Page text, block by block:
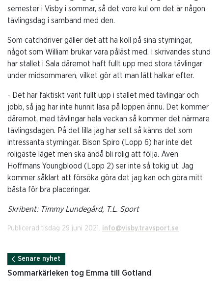
semester i Visby i sommar, så det vore kul om det är någon
tävlingsdag i samband med den.
Som catchdriver gäller det att ha koll på sina styrningar,
något som William brukar vara påläst med. I skrivandes stund
har stallet i Sala däremot haft fullt upp med stora tävlingar
under midsommaren, vilket gör att man lätt halkar efter.
- Det har faktiskt varit fullt upp i stallet med tävlingar och
jobb, så jag har inte hunnit läsa på loppen ännu. Det kommer
däremot, med tävlingar hela veckan så kommer det närmare
tävlingsdagen. På det lilla jag har sett så känns det som
intressanta styrningar. Bison Spiro (Lopp 6) har inte det
roligaste läget men ska ändå bli rolig att följa. Även
Hoffmans Youngblood (Lopp 2) ser inte så tokig ut. Jag
kommer såklart att försöka göra det jag kan och göra mitt
bästa för bra placeringar.
Skribent: Timmy Lundegård, T.L. Sport
Publicerad tisdag 29 juni 2021. info@visby.travsport.se
Senare nyhet
Sommarkärleken tog Emma till Gotland